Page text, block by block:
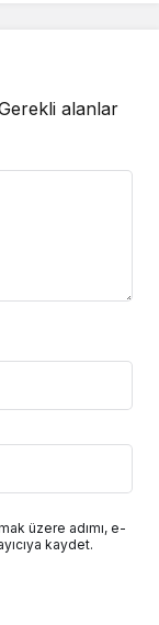
alanlar
üzere adımı, e-
kaydet.